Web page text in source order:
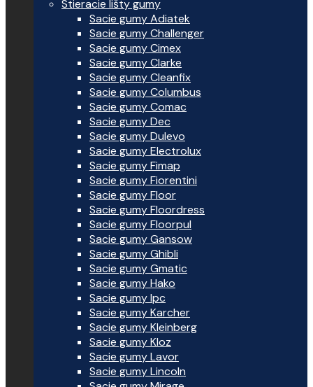
Stieracie lišty gumy
Sacie gumy Adiatek
Sacie gumy Challenger
Sacie gumy Cimex
Sacie gumy Clarke
Sacie gumy Cleanfix
Sacie gumy Columbus
Sacie gumy Comac
Sacie gumy Dec
Sacie gumy Dulevo
Sacie gumy Electrolux
Sacie gumy Fimap
Sacie gumy Fiorentini
Sacie gumy Floor
Sacie gumy Floordress
Sacie gumy Floorpul
Sacie gumy Gansow
Sacie gumy Ghibli
Sacie gumy Gmatic
Sacie gumy Hako
Sacie gumy Ipc
Sacie gumy Karcher
Sacie gumy Kleinberg
Sacie gumy Kloz
Sacie gumy Lavor
Sacie gumy Lincoln